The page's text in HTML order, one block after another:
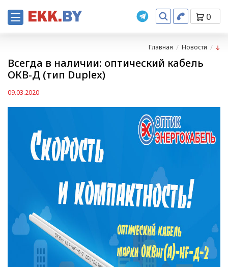
0
Главная Новости
Всегда в наличии: оптический кабель
ОКВ-Д (тип Duplex)
09.03.2020